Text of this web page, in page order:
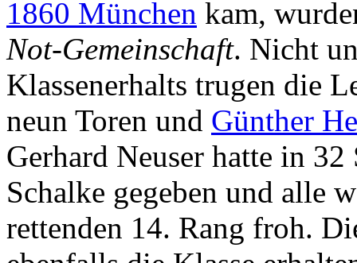
1860 München kam,
Not-Gemeinschaft. Nicht
Klassenerhalts trugen die
neun Toren und Günther
Gerhard Neuser hatte in
Schalke gegeben und alle
rettenden 14. Rang froh.